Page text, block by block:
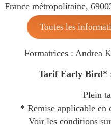
France métropolitaine,
Toutes les
Formatrices : Andrea
Tarif Early Bird*
Plein
* Remise applicable en
Voir les conditions